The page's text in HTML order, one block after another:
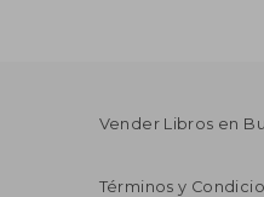
Vender Libros en
Términos y